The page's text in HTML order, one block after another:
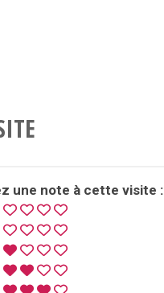
une note à cette visite :